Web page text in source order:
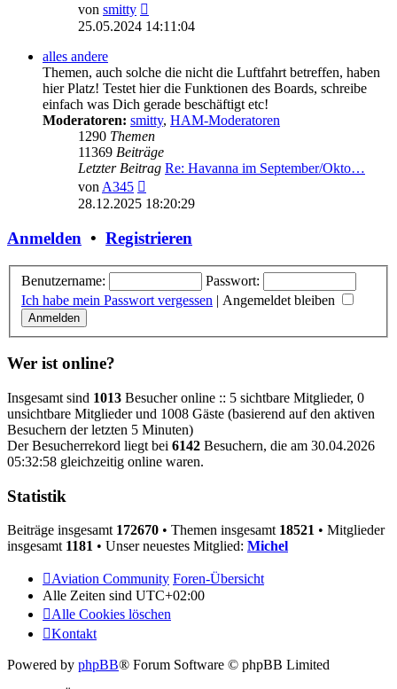
von smitty
Beitrag
25.05.2024 14:11:04
alles andere
Themen, auch solche die nicht die Luftfahrt betreffen, haben
hier Platz! Testet hier die Funktionen des Boards, schreibe
einfach was Dich gerade beschäftigt etc!
Moderatoren: smitty, HAM-Moderatoren
1290 Themen
11369 Beiträge
Letzter Beitrag Re: Havanna im September/Okto…
vonA345
Beitrag
28.12.2025 18:20:29
Anmelden • Registrieren
Benutzername:
Passwort:
Ich habe mein Passwort vergessen | Angemeldet bleiben
Wer ist online?
Insgesamt sind 1013 Besucher online :: 5 sichtbare Mitglieder, 0
unsichtbare Mitglieder und 1008 Gäste (basierend auf den aktiven
Besuchern der letzten 5 Minuten)
Der Besucherrekord liegt bei 6142 Besuchern, die am 30.04.2026
05:32:58 gleichzeitig online waren.
Statistik
Beiträge insgesamt 172670 • Themen insgesamt 18521 • Mitglieder
insgesamt 1181 • Unser neuestes Mitglied: Michel
Aviation Community Foren-Übersicht
Alle Zeiten sind UTC+02:00
Alle Cookies löschen
Kontakt
Powered by phpBB® Forum Software © phpBB Limited